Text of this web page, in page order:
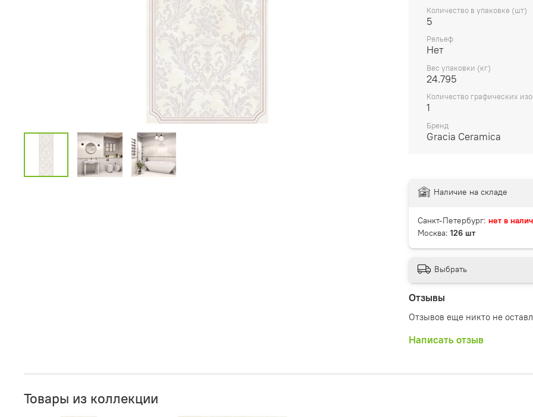
Количество в упаковке (шт)
5
Рельеф
Нет
Вес упаковки (кг)
24.795
Количество графических
1
Бренд
Gracia Ceramica
Отзывы
Отзывов еще никто не
Написать отзыв
Наличие на складе
Санкт-Петербург: нет в
Москва: 126 шт
Выбрать
Товары из коллекции